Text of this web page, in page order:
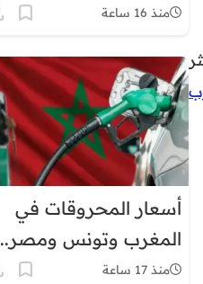
2026.. إيلون ماسك في
منذ 16 ساعة
أسعار المحروقات في
المغرب وتونس ومصر..
لماذا يبدو الفارق كبيرًا؟
منذ 17 ساعة